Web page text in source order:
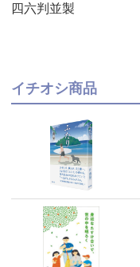
四六判並製
イチオシ商品